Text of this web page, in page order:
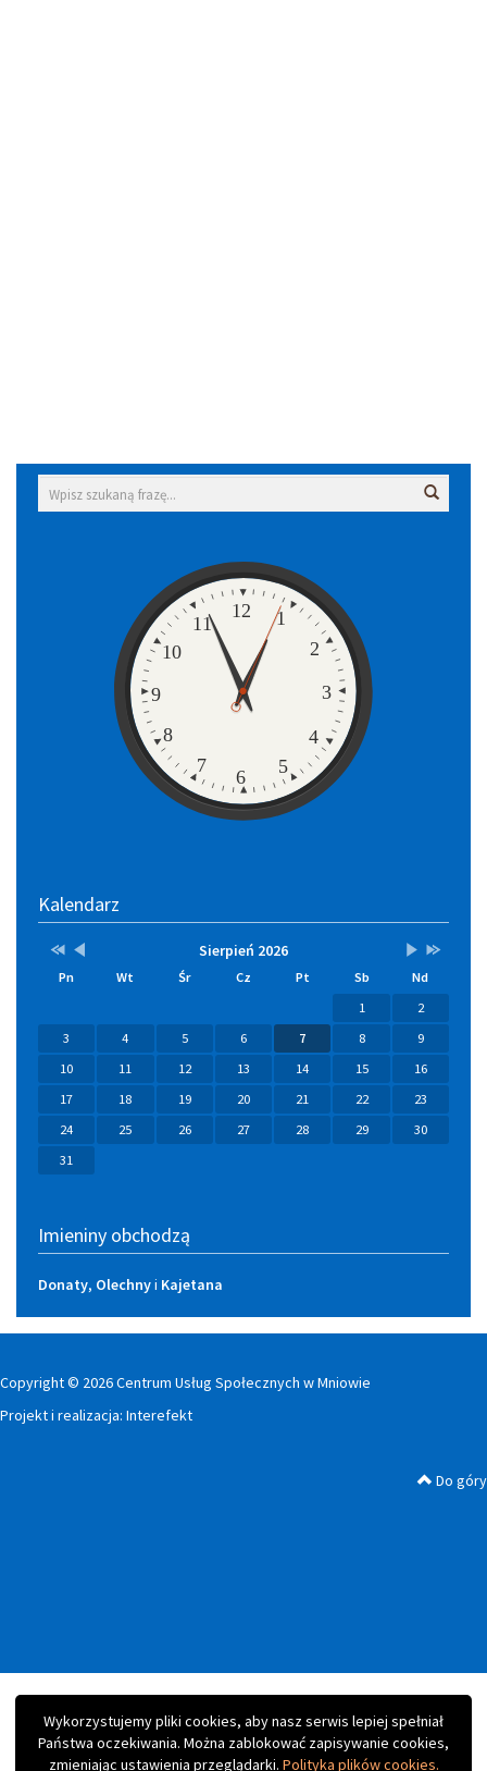
Wykorzystujemy pliki cookies, aby nasz serwis lepiej spełniał
Państwa oczekiwania. Można zablokować zapisywanie cookies,
zmieniając ustawienia przeglądarki. Polityka plików cookies.
Wyszukiwarka
1
2
3
4
5
6
7
8
9
10
11
12
Kalendarz
Lista
wydarzeń
Sierpień 2026Brak
w
Przestaw
na
Przestaw
na
Przestaw
na
Wrzesień
2026
Przestaw
na
Sierpień
2027
Pn Wt Śr Cz Pt Sb
Nd
1
2
3
4 5 6 7 8
9
10
11 12 13 14 15
16
17
18 19 20 21 22
23
24
25 26 27 28 29
30
31
Imieniny obchodzą
Donaty, Olechnyi Kajetana
Copyright © 2026 Centrum Usług Społecznych w Mniowie
Projekt i realizacja: Interefekt
Do góry